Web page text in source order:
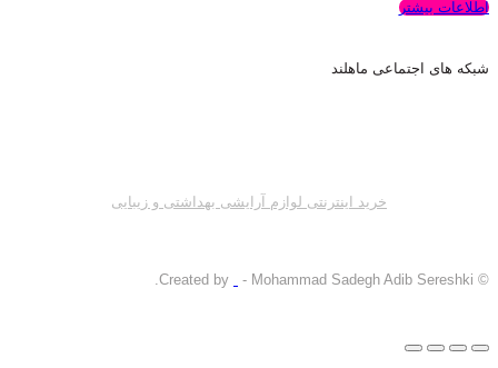
اطلاعات بیشتر
شبکه های اجتماعی ماهلند
خرید اینترنتی لوازم آرایشی بهداشتی و زیبایی
© Created by
- Mohammad Sadegh Adib Sereshki.